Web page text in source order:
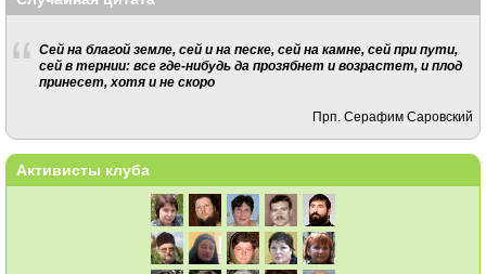
Сей на благой земле, сей и на песке, сей на камне, сей при пути,
сей в тернии: все где-нибудь да прозябнет и возрастет, и плод
принесет, хотя и не скоро
Прп. Серафим Саровский
Активисты клуба